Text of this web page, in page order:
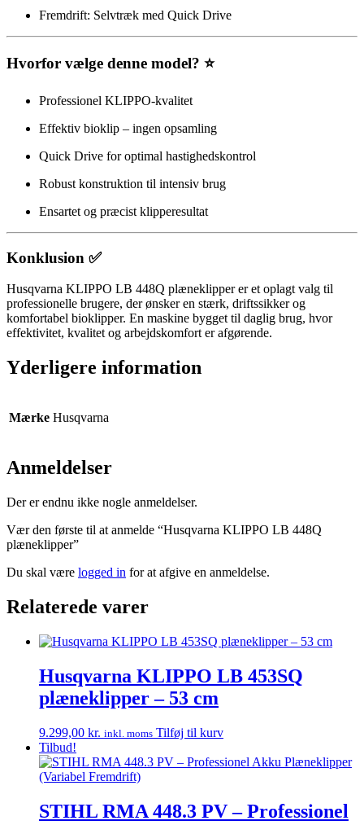
Fremdrift: Selvtræk med Quick Drive
Hvorfor vælge denne model? ⭐
Professionel KLIPPO-kvalitet
Effektiv bioklip – ingen opsamling
Quick Drive for optimal hastighedskontrol
Robust konstruktion til intensiv brug
Ensartet og præcist klipperesultat
Konklusion ✅
Husqvarna KLIPPO LB 448Q plæneklipper er et oplagt valg til
professionelle brugere, der ønsker en stærk, driftssikker og
komfortabel bioklipper. En maskine bygget til daglig brug, hvor
effektivitet, kvalitet og arbejdskomfort er afgørende.
Yderligere information
Mærke Husqvarna
Anmeldelser
Der er endnu ikke nogle anmeldelser.
Vær den første til at anmelde “Husqvarna KLIPPO LB 448Q
plæneklipper”
Du skal være logged in for at afgive en anmeldelse.
Relaterede varer
Husqvarna KLIPPO LB 453SQ
plæneklipper – 53 cm
9.299,00 kr. inkl. moms Tilføj til kurv
Tilbud!
STIHL RMA 448.3 PV – Professionel